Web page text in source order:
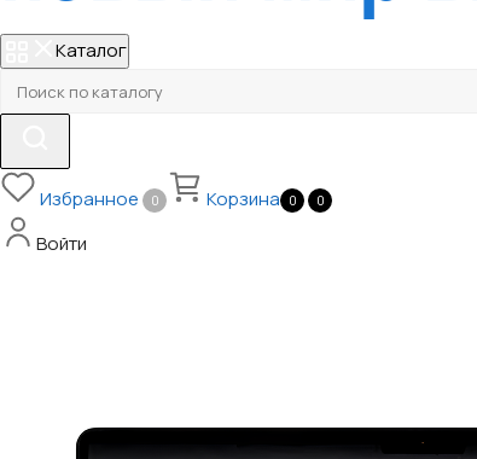
Каталог
Избранное 0 Корзина 0 0
Войти